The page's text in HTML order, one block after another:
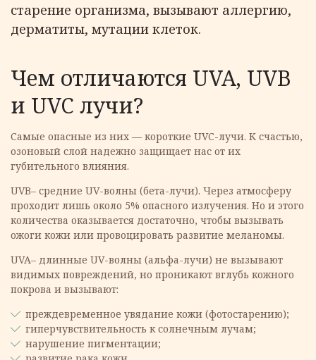
старение организма, вызывают аллергию,
дерматиты, мутации клеток.
Чем отличаются UVA, UVB
и UVC лучи?
Самые опасные из них — короткие UVC-лучи. К счастью,
озоновый слой надежно защищает нас от их
губительного влияния.
UVB– средние UV-волны (бета-лучи). Через атмосферу
проходит лишь около 5% опасного излучения. Но и этого
количества оказывается достаточно, чтобы вызывать
ожоги кожи или провоцировать развитие меланомы.
UVA– длинные UV-волны (альфа-лучи) не вызывают
видимых повреждений, но проникают вглубь кожного
покрова и вызывают:
преждевременное увядание кожи (фотостарению);
гиперчувствительность к солнечным лучам;
нарушение пигментации;